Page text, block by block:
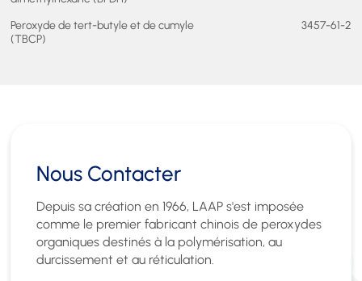
Peroxyde de tert-butyle et de cumyle
(TBCP)
3457-61-2
Nous Contacter
Depuis sa création en 1966, LAAP s'est imposée
comme le premier fabricant chinois de peroxydes
organiques destinés à la polymérisation, au
durcissement et au réticulation.